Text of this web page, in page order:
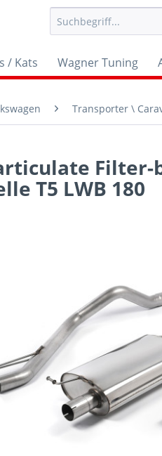
/ Kats Wagner Tuning
Transporter \
T5 LWB 180